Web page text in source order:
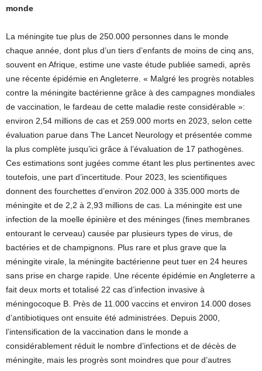
monde
La méningite tue plus de 250.000 personnes dans le monde
chaque année, dont plus d’un tiers d’enfants de moins de cinq ans,
souvent en Afrique, estime une vaste étude publiée samedi, après
une récente épidémie en Angleterre. « Malgré les progrès notables
contre la méningite bactérienne grâce à des campagnes mondiales
de vaccination, le fardeau de cette maladie reste considérable »:
environ 2,54 millions de cas et 259.000 morts en 2023, selon cette
évaluation parue dans The Lancet Neurology et présentée comme
la plus complète jusqu’ici grâce à l’évaluation de 17 pathogènes.
Ces estimations sont jugées comme étant les plus pertinentes avec
toutefois, une part d’incertitude. Pour 2023, les scientifiques
donnent des fourchettes d’environ 202.000 à 335.000 morts de
méningite et de 2,2 à 2,93 millions de cas. La méningite est une
infection de la moelle épinière et des méninges (fines membranes
entourant le cerveau) causée par plusieurs types de virus, de
bactéries et de champignons. Plus rare et plus grave que la
méningite virale, la méningite bactérienne peut tuer en 24 heures
sans prise en charge rapide. Une récente épidémie en Angleterre a
fait deux morts et totalisé 22 cas d’infection invasive à
méningocoque B. Près de 11.000 vaccins et environ 14.000 doses
d’antibiotiques ont ensuite été administrées. Depuis 2000,
l’intensification de la vaccination dans le monde a
considérablement réduit le nombre d’infections et de décès de
méningite, mais les progrès sont moindres que pour d’autres